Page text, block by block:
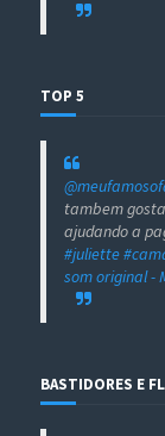
TOP 5
tambem
ajudando a
#juliette
som original -
BASTIDORES E